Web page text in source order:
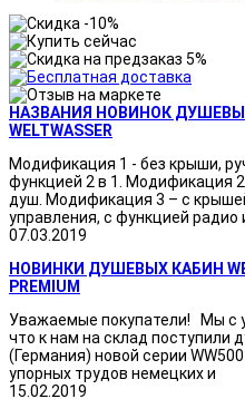
НАЗВАНИЯ НОВИНОК
WELTWASSER
Модификация 1 - без крыши,
функцией 2 в 1. Модификация
душ. Модификация 3 – с
управления, с функцией радио
07.03.2019
НОВИНКИ ДУШЕВЫХ КАБИН
PREMIUM
Уважаемые покупатели! Мы с
что к нам на склад поступили
(Германия) новой серии
упорных трудов немецких и
15.02.2019